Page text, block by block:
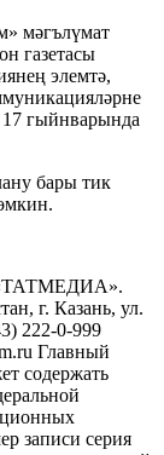
мәгълүмат
газетасы
элемтә,
17 гыйнварында
бары тик
«ТАТМЕДИА».
г. Казань, ул.
222-0-999
Главный
содержать
записи серия